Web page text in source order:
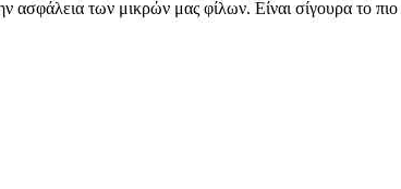
των μικρών μας φίλων. Είναι σίγουρα το